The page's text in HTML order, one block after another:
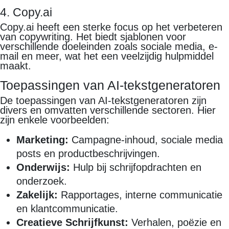
4. Copy.ai
Copy.ai heeft een sterke focus op het verbeteren
van copywriting. Het biedt sjablonen voor
verschillende doeleinden zoals sociale media, e-
mail en meer, wat het een veelzijdig hulpmiddel
maakt.
Toepassingen van AI-tekstgeneratoren
De toepassingen van AI-tekstgeneratoren zijn
divers en omvatten verschillende sectoren. Hier
zijn enkele voorbeelden:
Marketing: Campagne-inhoud, sociale media
posts en productbeschrijvingen.
Onderwijs: Hulp bij schrijfopdrachten en
onderzoek.
Zakelijk: Rapportages, interne communicatie
en klantcommunicatie.
Creatieve Schrijfkunst: Verhalen, poëzie en